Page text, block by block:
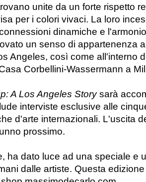
unite da un forte rispetto
per i colori vivaci. La loro
dinamiche e
un senso di appartenenza
Angeles, così come all'interno
Corbellini-Wassermann a
A Los Angeles Storysarà
interviste esclusive alle
d'arte internazionali. L'uscita
prossimo.
ha dato luce ad una speciale e
dalle artiste. Questa